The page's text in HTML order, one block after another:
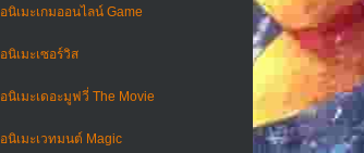
อนิเมะเกมออนไลน์ Game
อนิเมะเซอร์วิส
อนิเมะเดอะมูฟวี่ The Movie
อนิเมะเวทมนต์ Magic